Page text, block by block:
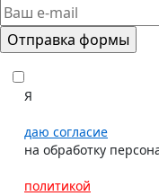
Я
даю согласие
на обработку
политикой